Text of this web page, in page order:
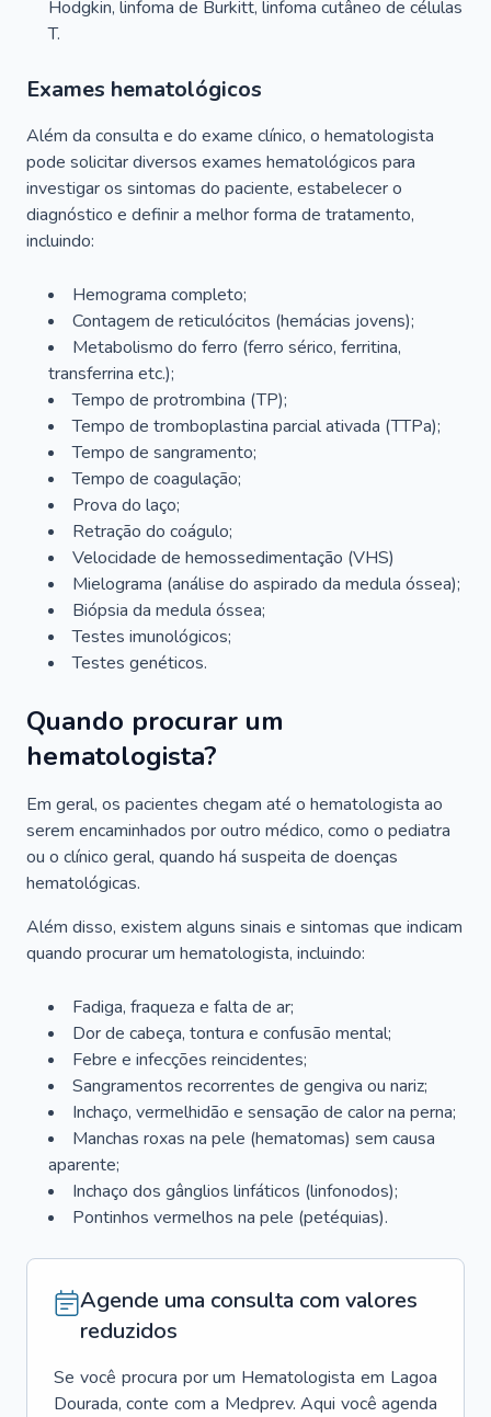
Hodgkin, linfoma de Burkitt, linfoma cutâneo de células
T.
Exames hematológicos
Além da consulta e do exame clínico, o hematologista
pode solicitar diversos exames hematológicos para
investigar os sintomas do paciente, estabelecer o
diagnóstico e definir a melhor forma de tratamento,
incluindo:
Hemograma completo;
Contagem de reticulócitos (hemácias jovens);
Metabolismo do ferro (ferro sérico, ferritina,
transferrina etc.);
Tempo de protrombina (TP);
Tempo de tromboplastina parcial ativada (TTPa);
Tempo de sangramento;
Tempo de coagulação;
Prova do laço;
Retração do coágulo;
Velocidade de hemossedimentação (VHS)
Mielograma (análise do aspirado da medula óssea);
Biópsia da medula óssea;
Testes imunológicos;
Testes genéticos.
Quando procurar um
hematologista?
Em geral, os pacientes chegam até o hematologista ao
serem encaminhados por outro médico, como o pediatra
ou o clínico geral, quando há suspeita de doenças
hematológicas.
Além disso, existem alguns sinais e sintomas que indicam
quando procurar um hematologista, incluindo:
Fadiga, fraqueza e falta de ar;
Dor de cabeça, tontura e confusão mental;
Febre e infecções reincidentes;
Sangramentos recorrentes de gengiva ou nariz;
Inchaço, vermelhidão e sensação de calor na perna;
Manchas roxas na pele (hematomas) sem causa
aparente;
Inchaço dos gânglios linfáticos (linfonodos);
Pontinhos vermelhos na pele (petéquias).
Agende uma consulta com valores
reduzidos
Se você procura por um Hematologista em Lagoa
Dourada, conte com a Medprev. Aqui você agenda